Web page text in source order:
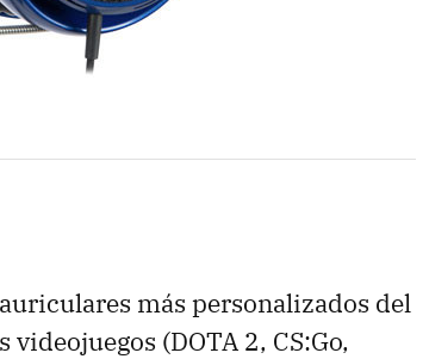
más personalizados del
(DOTA 2, CS:Go,